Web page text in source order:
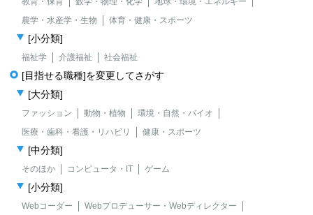
農学・水産学・生物
体育・健康・スポーツ
[小分類]
福祉学 介護福祉 社会福祉
[目指せる職種]を変更してさがす
[大分類]
ファッション 動物・植物
環境・自然・バイオ
医療・歯科・看護・リハビリ
健康・スポーツ
[中分類]
そのほか コンピュータ・IT ゲーム
[小分類]
Webコーダー
Webプロデューサー・Webディレクター